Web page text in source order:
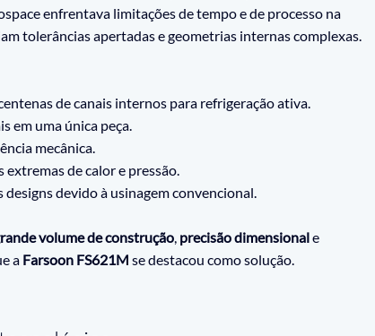
enfrentava limitações de tempo e de processo na
tolerâncias apertadas e geometrias internas complexas.
de canais internos para refrigeração ativa.
em uma única peça.
mecânica.
de calor e pressão.
devido à usinagem convencional.
volume de construção, precisão dimensional e
a Farsoon FS621M se destacou como solução.